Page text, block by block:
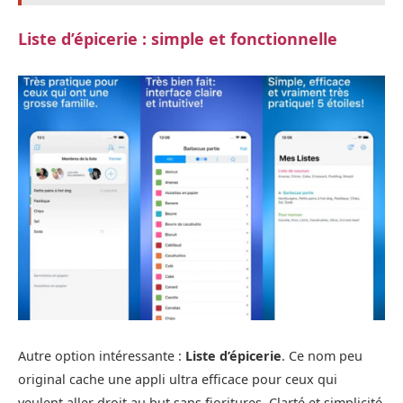
Liste d’épicerie : simple et fonctionnelle
Autre option intéressante : Liste d’épicerie. Ce nom peu
original cache une appli ultra efficace pour ceux qui